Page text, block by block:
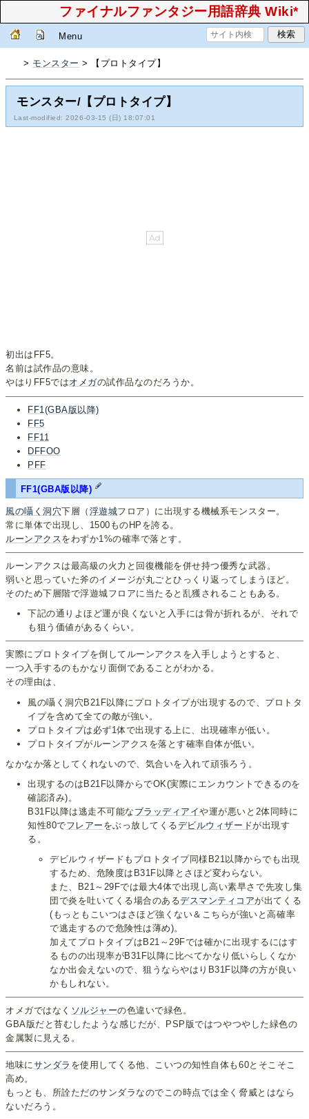
ファイナルファンタジー用語辞典 Wiki*
Menu
> モンスター > 【プロトタイプ】
モンスター/【プロトタイプ】
Last-modified: 2026-03-15 (日) 18:07:01
初出はFF5。
名前は試作品の意味。
やはりFF5ではオメガの試作品なのだろうか。
FF1(GBA版以降)
FF5
FF11
DFFOO
PFF
FF1(GBA版以降)
風の囁く洞穴下層（ 浮遊城フロア）に出現する機械系モンスター。
常に単体で出現し、1500ものHPを誇る。
ルーンアクス をわずか1%の確率で落とす。
ルーンアクスは最高級の火力と回復機能を併せ持つ優秀な武器。
弱いと思っていた斧のイメージが丸ごとひっくり返ってしまうほど。
そのため下層階で浮遊城フロアに当たると乱獲されることもある。
下記の通りよほど運が良くないと入手には骨が折れるが、それで
も狙う価値があるくらい。
実際にプロトタイプを倒してルーンアクスを入手しようとすると、
一つ入手するのもかなり面倒であることがわかる。
その理由は、
風の囁く洞穴B21F以降にプロトタイプが出現するので、プロトタ
イプを含めて全ての敵が強い。
プロトタイプは必ず1体で出現する上に、出現確率が低い。
プロトタイプがルーンアクスを落とす確率自体が低い。
なかなか落としてくれないので、気合いを入れて頑張ろう。
出現するのはB21F以降からでOK(実際にエンカウントできるのを
確認済み)。
B31F以降は逃走不可能な ブラッディアイや運が悪いと2体同時に
知性80でフレアー をぶっ放してくるデビルウィザードが出現す
る。
デビルウィザードもプロトタイプ同様B21以降からでも出現
するため、危険度はB31F以降とさほど変わらない。
また、B21～29Fでは最大4体で出現し高い素早さで先攻し集
団で炎を吐いてくる場合のあるデスマンティコアが出てくる
(もっともこいつはさほど強くない＆こちらが強いと高確率
で逃走するので危険性は薄め)。
加えてプロトタイプはB21～29Fでは確かに出現するにはす
るものの出現率がB31F以降に比べてかなり低いらしくなか
なか出会えないので、狙うならやはりB31F以降の方が良い
かもしれない。
オメガではなく ソルジャーの色違いで緑色。
GBA版だと苔むしたような感じだが、PSP版ではつやつやした緑色の
金属製に見える。
地味にサンダラ を使用してくる他、こいつの知性自体も60とそこそこ
高め。
もっとも、所詮ただのサンダラなのでこの時点では全く脅威とはなら
ないだろう。